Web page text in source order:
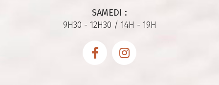
SAMEDI :
9H30 - 12H30 / 14H - 19H